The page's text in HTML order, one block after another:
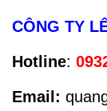
CÔNG TY
Hotline:
Email: